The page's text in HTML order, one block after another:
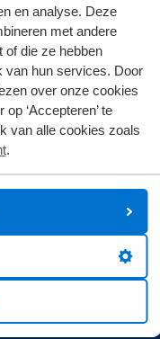
en analyse. Deze
met andere
of die ze hebben
van hun services. Door
over onze cookies
‘Accepteren’ te
van alle cookies zoals
.
enkel worden
van dit formulier.
beschikking gesteld.